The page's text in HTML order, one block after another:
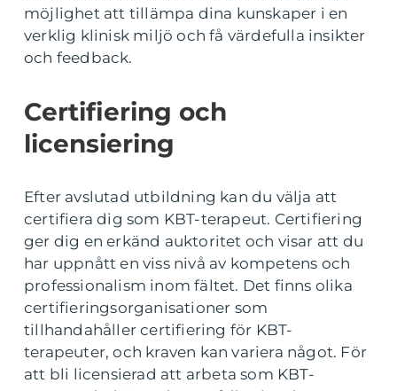
möjlighet att tillämpa dina kunskaper i en
verklig klinisk miljö och få värdefulla insikter
och feedback.
Certifiering och
licensiering
Efter avslutad utbildning kan du välja att
certifiera dig som KBT-terapeut. Certifiering
ger dig en erkänd auktoritet och visar att du
har uppnått en viss nivå av kompetens och
professionalism inom fältet. Det finns olika
certifieringsorganisationer som
tillhandahåller certifiering för KBT-
terapeuter, och kraven kan variera något. För
att bli licensierad att arbeta som KBT-